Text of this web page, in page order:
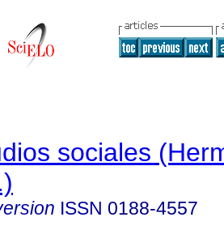
sociales
ISSN 0188-4557